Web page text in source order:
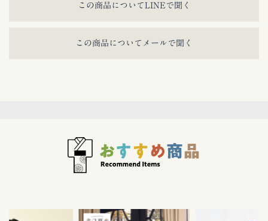
この商品についてLINEで聞く
この商品についてメールで聞く